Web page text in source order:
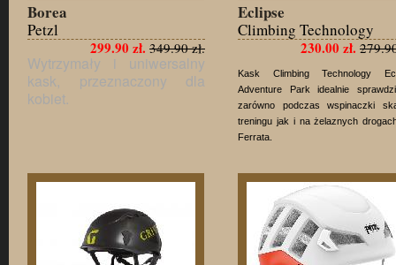
Borea
Petzl
299.90 zł. 349.90 zł.
Wytrzymały i uniwersalny
kask, przeznaczony dla
kobiet.
Eclipse
Climbing Technology
230.00 zł.
Kask Climbing Technology
Adventure Park idealnie
zarówno podczas wspinaczki
treningu jak i na żelaznych
Ferrata.